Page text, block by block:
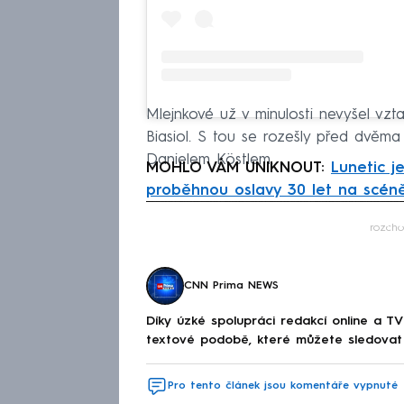
Mlejnkové už v minulosti nevyšel
Biasiol. S tou se rozešly před
Danielem Köstlem.
MOHLO VÁM UNIKNOUT:
Lunetic
proběhnou oslavy 30 let na
CNN Prima NEWS
Díky úzké spolupráci redakcí online a
textové podobě, které můžete
Pro tento článek jsou komentáře vypnuté